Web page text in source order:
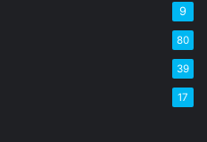
9
80
39
17